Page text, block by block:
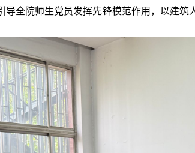
导全院师生党员发挥先锋模范作用，以建